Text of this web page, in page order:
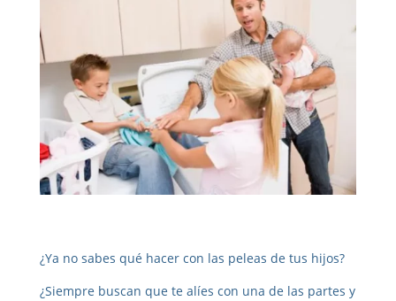
¿Ya no sabes qué hacer con las peleas de tus hijos?
¿Siempre buscan que te alíes con una de las partes y